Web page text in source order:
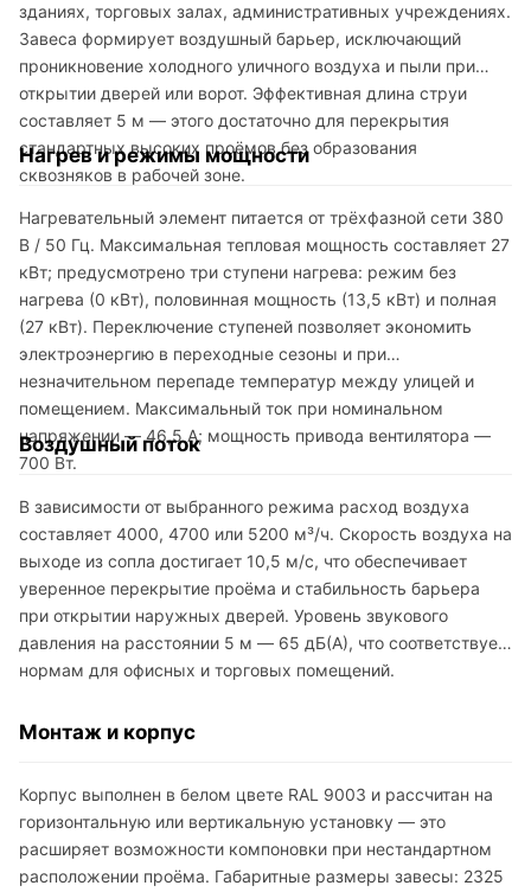
зданиях, торговых залах, административных учреждениях.
Завеса формирует воздушный барьер, исключающий
проникновение холодного уличного воздуха и пыли при
открытии дверей или ворот. Эффективная длина струи
составляет 5 м — этого достаточно для перекрытия
стандартных высоких проёмов без образования
сквозняков в рабочей зоне.
Нагрев и режимы мощности
Нагревательный элемент питается от трёхфазной сети 380
В / 50 Гц. Максимальная тепловая мощность составляет 27
кВт; предусмотрено три ступени нагрева: режим без
нагрева (0 кВт), половинная мощность (13,5 кВт) и полная
(27 кВт). Переключение ступеней позволяет экономить
электроэнергию в переходные сезоны и при
незначительном перепаде температур между улицей и
помещением. Максимальный ток при номинальном
напряжении — 46,5 А; мощность привода вентилятора —
700 Вт.
Воздушный поток
В зависимости от выбранного режима расход воздуха
составляет 4000, 4700 или 5200 м³/ч. Скорость воздуха на
выходе из сопла достигает 10,5 м/с, что обеспечивает
уверенное перекрытие проёма и стабильность барьера
при открытии наружных дверей. Уровень звукового
давления на расстоянии 5 м — 65 дБ(А), что соответствует
нормам для офисных и торговых помещений.
Монтаж и корпус
Корпус выполнен в белом цвете RAL 9003 и рассчитан на
горизонтальную или вертикальную установку — это
расширяет возможности компоновки при нестандартном
расположении проёма. Габаритные размеры завесы: 2325